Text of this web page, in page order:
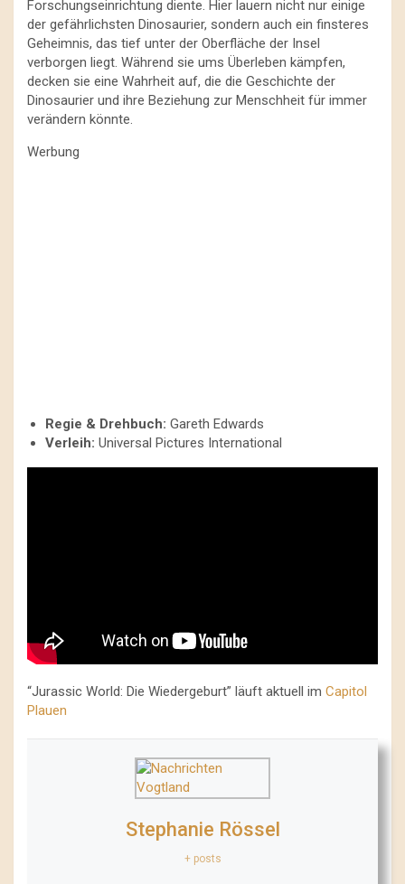
Forschungseinrichtung diente. Hier lauern nicht nur einige
der gefährlichsten Dinosaurier, sondern auch ein finsteres
Geheimnis, das tief unter der Oberfläche der Insel
verborgen liegt. Während sie ums Überleben kämpfen,
decken sie eine Wahrheit auf, die die Geschichte der
Dinosaurier und ihre Beziehung zur Menschheit für immer
verändern könnte.
Werbung
Regie & Drehbuch: Gareth Edwards
Verleih: Universal Pictures International
“Jurassic World: Die Wiedergeburt” läuft aktuell im Capitol
Plauen
Stephanie Rössel
+ posts